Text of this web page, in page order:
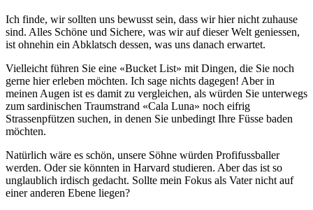
Ich finde, wir sollten uns bewusst sein, dass wir hier nicht zuhause
sind. Alles Schöne und Sichere, was wir auf dieser Welt geniessen,
ist ohnehin ein Abklatsch dessen, was uns danach erwartet.
Vielleicht führen Sie eine «Bucket List» mit Dingen, die Sie noch
gerne hier erleben möchten. Ich sage nichts dagegen! Aber in
meinen Augen ist es damit zu vergleichen, als würden Sie unterwegs
zum sardinischen Traumstrand «Cala Luna» noch eifrig
Strassenpfützen suchen, in denen Sie unbedingt Ihre Füsse baden
möchten.
Natürlich wäre es schön, unsere Söhne würden Profifussballer
werden. Oder sie könnten in Harvard studieren. Aber das ist so
unglaublich irdisch gedacht. Sollte mein Fokus als Vater nicht auf
einer anderen Ebene liegen?